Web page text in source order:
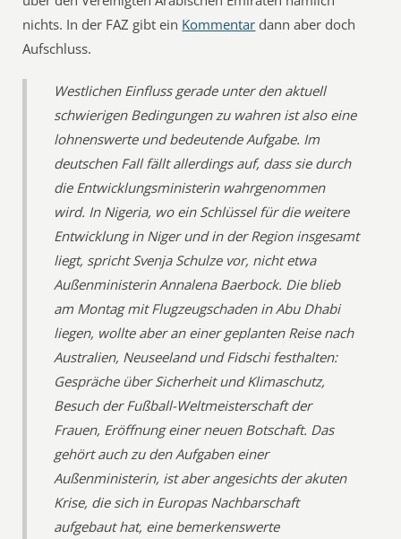
nichts. In der FAZ gibt ein Kommentar dann aber doch
Aufschluss.
Westlichen Einfluss gerade unter den aktuell
schwierigen Bedingungen zu wahren ist also eine
lohnenswerte und bedeutende Aufgabe. Im
deutschen Fall fällt allerdings auf, dass sie durch
die Entwicklungs­ministerin wahrgenommen
wird. In Nigeria, wo ein Schlüssel für die weitere
Entwicklung in Niger und in der Region insgesamt
liegt, spricht Svenja Schulze vor, nicht etwa
Außen­ministerin Annalena Baerbock. Die blieb
am Montag mit Flugzeugschaden in Abu Dhabi
liegen, wollte aber an einer geplanten Reise nach
Aus­tralien, Neuseeland und Fidschi festhalten:
Gespräche über Sicherheit und Klimaschutz,
Besuch der Fußball-Weltmeisterschaft der
Frauen, Eröffnung einer neuen Botschaft. Das
gehört auch zu den Aufgaben einer
Außenministerin, ist aber angesichts der akuten
Krise, die sich in Europas Nachbarschaft
aufgebaut hat, eine bemerkenswerte